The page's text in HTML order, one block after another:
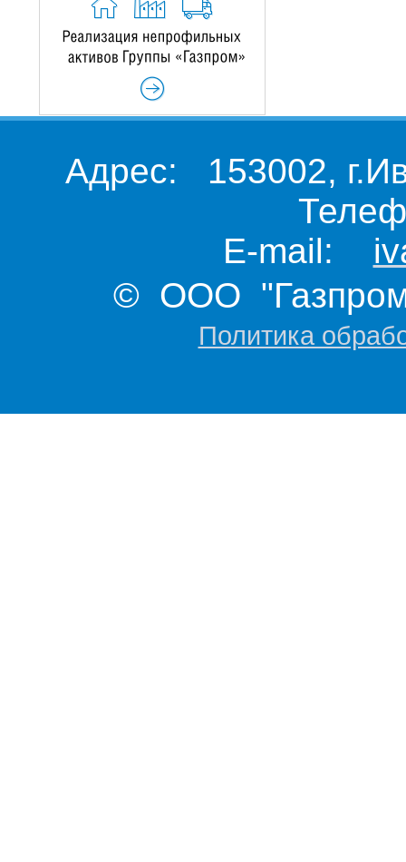
Адрес: 153002,
E-mail:
© ООО "Газпром
Политика